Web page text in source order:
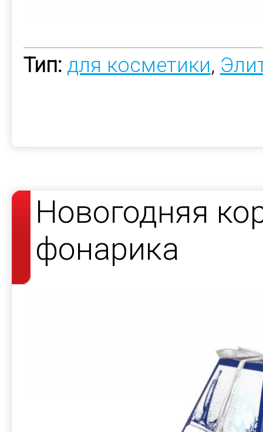
Тип: для косметики,
Новогодняя
фонарика